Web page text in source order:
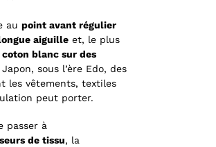
au point avant régulier
aiguille et, le plus
blanc sur des
sous l’ère Edo, des
les vêtements, textiles
peut porter.
passer à
de tissu, la